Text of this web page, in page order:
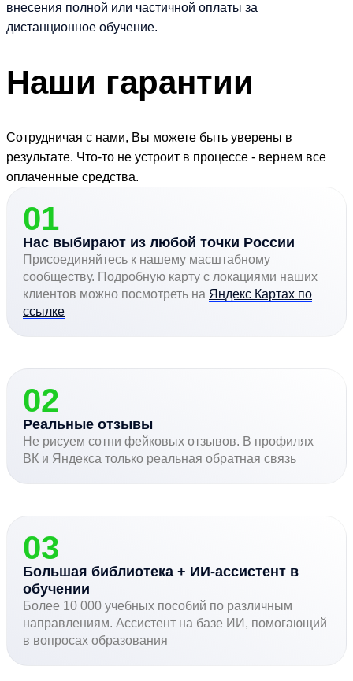
внесения полной или частичной оплаты за
дистанционное обучение.
Наши гарантии
Сотрудничая с нами, Вы можете быть уверены в
результате. Что-то не устроит в процессе - вернем все
оплаченные средства.
01
Нас выбирают из любой точки России
Присоединяйтесь к нашему масштабному
сообществу. Подробную карту с локациями наших
клиентов можно посмотреть на Яндекс Картах по
ссылке
02
Реальные отзывы
Не рисуем сотни фейковых отзывов. В профилях
ВК и Яндекса только реальная обратная связь
03
Большая библиотека + ИИ-ассистент в
обучении
Более 10 000 учебных пособий по различным
направлениям. Ассистент на базе ИИ, помогающий
в вопросах образования